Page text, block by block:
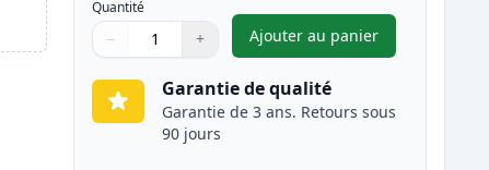
Quantité
Quantité
Utilisez les boutons pour ajuster
− +
Quantité
Ajouter au panier
,Pack de 2 Brother
Garantie de qualité
Garantie de 3 ans. Retours sous
90 jours